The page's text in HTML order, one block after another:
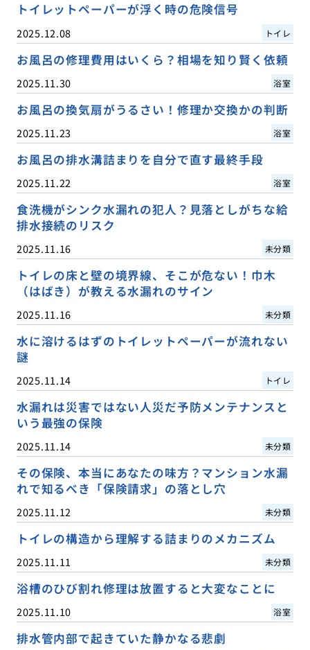
トイレットペーパーが浮く時の危険信号
2025.12.08 トイレ
お風呂の修理費用はいくら？相場を知り賢く依頼
2025.11.30 浴室
お風呂の換気扇がうるさい！修理か交換かの判断
2025.11.23 浴室
お風呂の排水溝詰まりを自分で直す最終手段
2025.11.22 浴室
食洗機がシンク水漏れの犯人？見落としがちな給
排水接続のリスク
2025.11.16 未分類
トイレの床と壁の境界線、そこが危ない！巾木
（はばき）が教える水漏れのサイン
2025.11.16 未分類
水に溶けるはずのトイレットペーパーが流れない
謎
2025.11.14 トイレ
水漏れは災害ではない人災だ予防メンテナンスと
いう最強の保険
2025.11.14 未分類
その保険、本当にあなたの味方？マンション水漏
れで知るべき「保険請求」の落とし穴
2025.11.12 未分類
トイレの構造から理解する詰まりのメカニズム
2025.11.11 未分類
浴槽のひび割れ修理は放置すると大変なことに
2025.11.10 浴室
排水管内部で起きていた静かなる悲劇